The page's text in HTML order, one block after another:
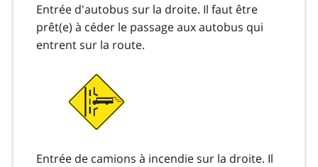
Entrée d'autobus sur la droite. Il faut être
prêt(e) à céder le passage aux autobus qui
entrent sur la route.
Entrée de camions à incendie sur la droite. Il